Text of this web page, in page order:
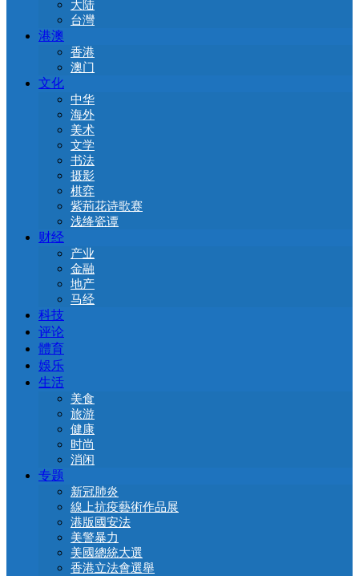
大陆
台灣
港澳
香港
澳门
文化
中华
海外
美术
文学
书法
摄影
棋弈
紫荊花诗歌赛
浅绛瓷谭
财经
产业
金融
地产
马经
科技
评论
體育
娛乐
生活
美食
旅游
健康
时尚
消闲
专题
新冠肺炎
線上抗疫藝術作品展
港版國安法
美警暴力
美國總統大選
香港立法會選舉